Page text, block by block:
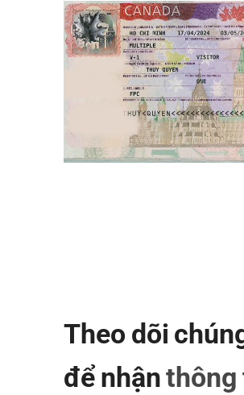
Theo dõi
để nhậnthông